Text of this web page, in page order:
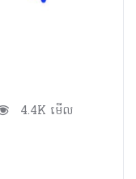
4.4K មើល